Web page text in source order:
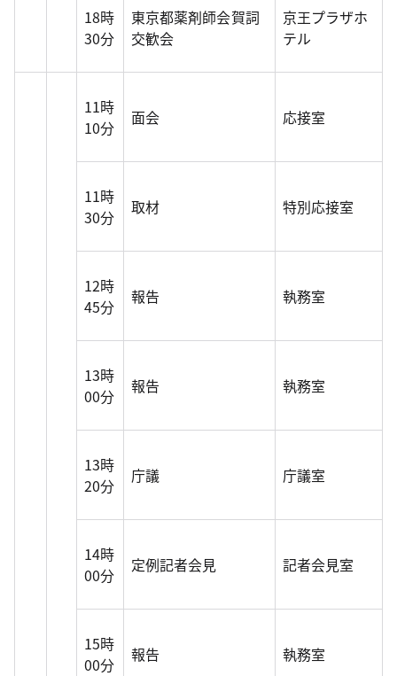
18時
30分
東京都薬剤師会賀詞
交歓会
京王プラザホ
テル
11時
10分
面会 応接室
11時
30分
取材 特別応接室
12時
45分
報告 執務室
13時
00分
報告 執務室
13時
20分
庁議 庁議室
14時
00分
定例記者会見 記者会見室
15時
00分
報告 執務室